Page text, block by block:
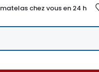
matelas chez vous en 24 h